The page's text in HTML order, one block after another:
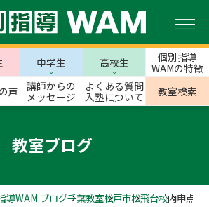
中学生 高校生
個別指導
WAMの特徴
声
講師からの
メッセージ
よくある質問
入塾について
教室検索
教室ブログ
導WAM ブログ千葉教室松戸市松飛台校内申点に